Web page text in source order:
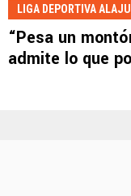
LIGA DEPORTIVA
“Pesa un
admite lo que